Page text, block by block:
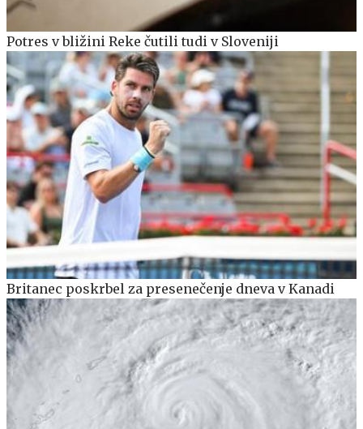
Potres v bližini Reke čutili tudi v Sloveniji
Britanec poskrbel za presenečenje dneva v Kanadi